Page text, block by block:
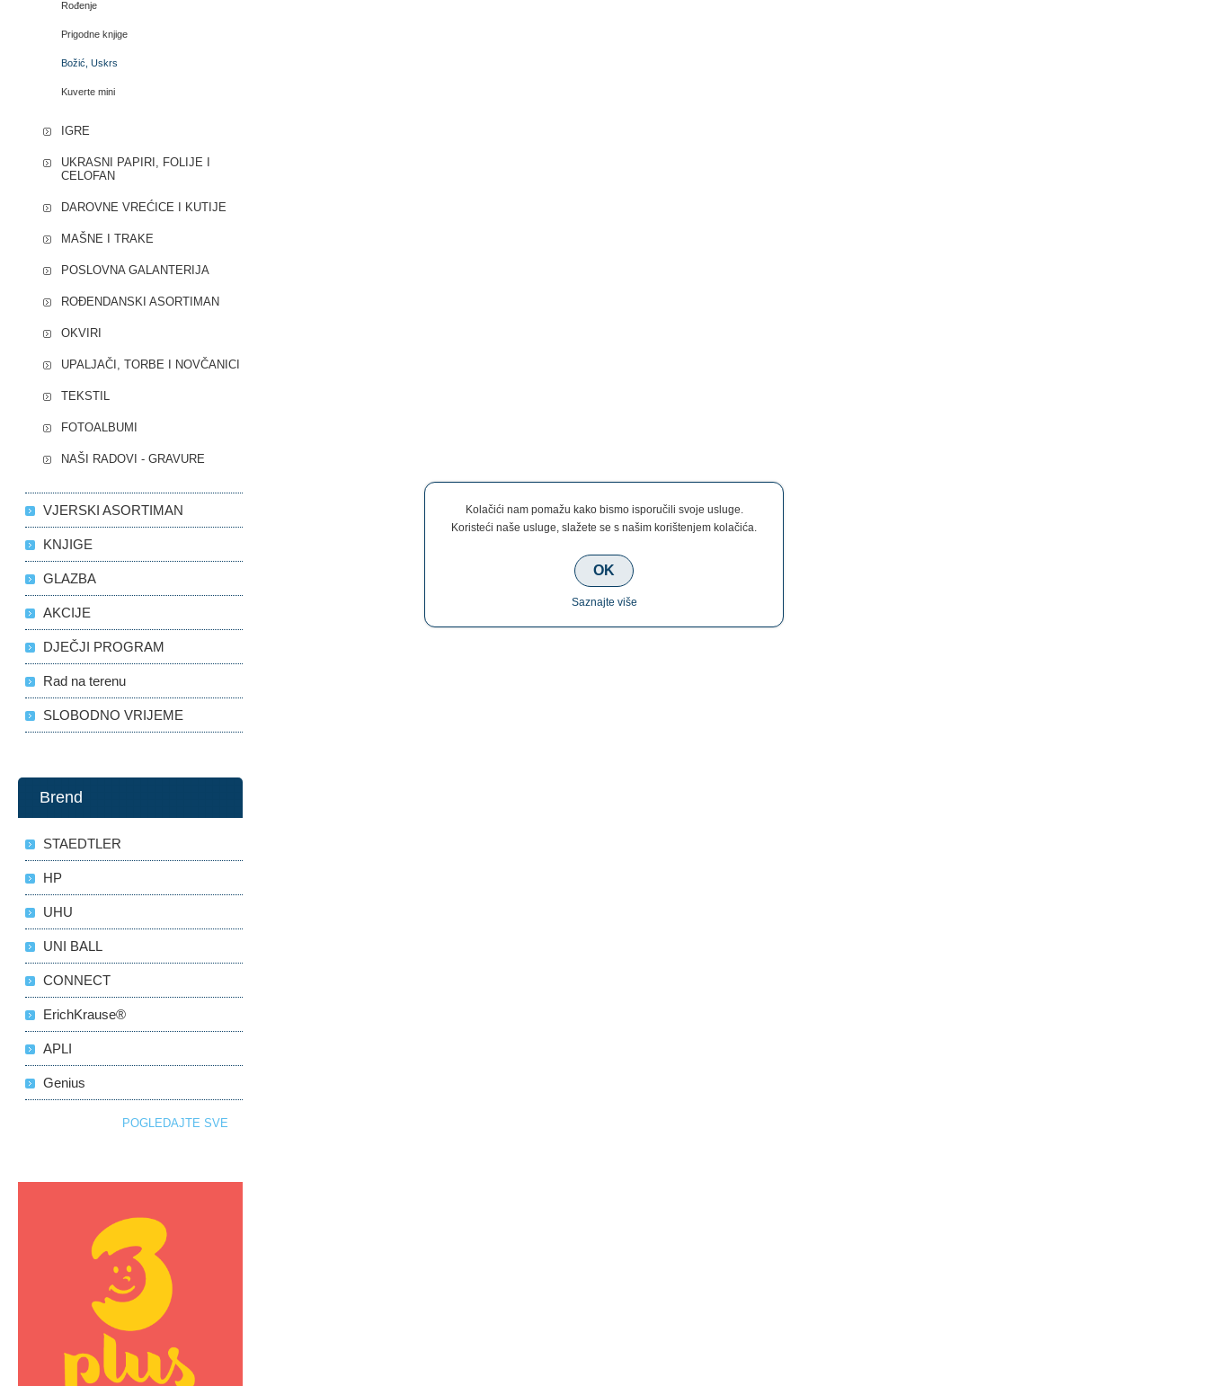
Rođenje
Prigodne knjige
Božić, Uskrs
Kuverte mini
IGRE
UKRASNI PAPIRI, FOLIJE I
CELOFAN
DAROVNE VREĆICE I KUTIJE
MAŠNE I TRAKE
POSLOVNA GALANTERIJA
ROĐENDANSKI ASORTIMAN
OKVIRI
UPALJAČI, TORBE I NOVČANICI
TEKSTIL
FOTOALBUMI
NAŠI RADOVI - GRAVURE
VJERSKI ASORTIMAN
KNJIGE
GLAZBA
AKCIJE
DJEČJI PROGRAM
Rad na terenu
SLOBODNO VRIJEME
Brend
STAEDTLER
HP
UHU
UNI BALL
CONNECT
ErichKrause®
APLI
Genius
POGLEDAJTE SVE
Kolačići nam pomažu kako bismo isporučili svoje usluge.
Koristeći naše usluge, slažete se s našim korištenjem kolačića.
OK
Saznajte više